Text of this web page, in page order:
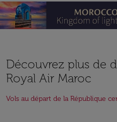
Découvrez plus de
Royal Air Maroc
Vols au départ de la République